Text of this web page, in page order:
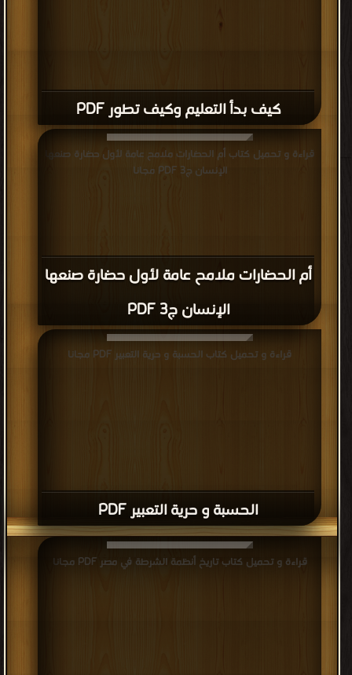
كيف بدأ التعليم وكيف تطور PDF
أم الحضارات ملامح عامة لأول حضارة صنعها
الإنسان ج3 PDF
قراءة و تحميل كتاب أم الحضارات ملامح عامة لأول حضارة صنعها
الإنسان ج3 PDF مجانا
الحسبة و حرية التعبير PDF
قراءة و تحميل كتاب الحسبة و حرية التعبير PDF مجانا
قراءة و تحميل كتاب تاريخ أنظمة الشرطة في مصر PDF مجانا